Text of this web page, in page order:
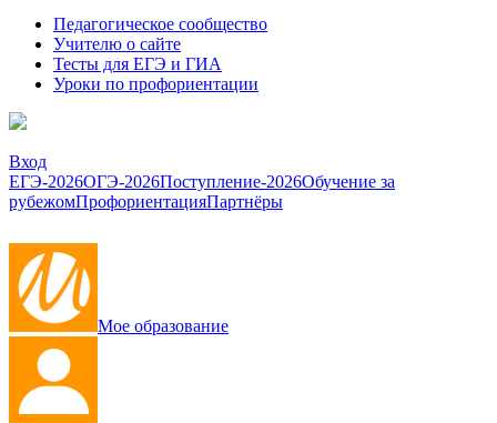
Педагогическое сообщество
Учителю о сайте
Тесты для ЕГЭ и ГИА
Уроки по профориентации
Вход
ЕГЭ-2026ОГЭ-2026Поступление-2026Обучение за
рубежомПрофориентацияПартнёры
Мое образование